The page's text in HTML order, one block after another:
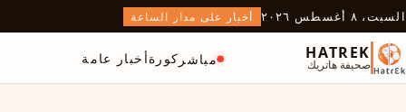
السبت، ٨ أغسطس ٢٠٢٦ أخبار على مدار الساعة
HATREK
صحيفة هاتريك مباشر كورةأخبار عامة